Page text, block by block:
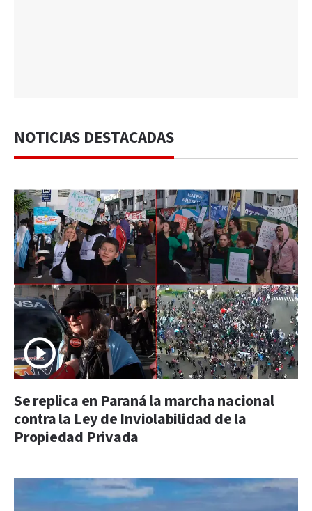
NOTICIAS DESTACADAS
Se replica en Paraná la marcha nacional
contra la Ley de Inviolabilidad de la
Propiedad Privada